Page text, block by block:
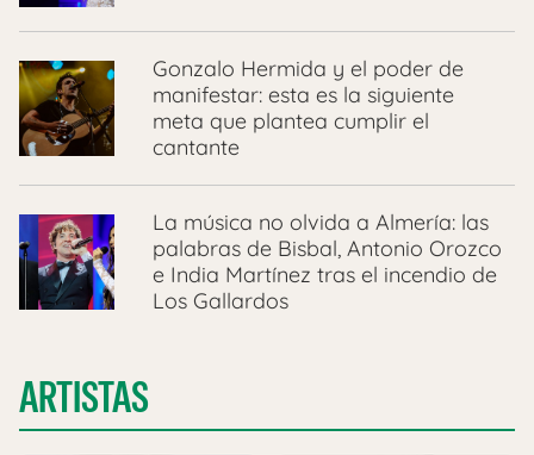
Gonzalo Hermida y el poder de
manifestar: esta es la siguiente
meta que plantea cumplir el
cantante
La música no olvida a Almería: las
palabras de Bisbal, Antonio Orozco
e India Martínez tras el incendio de
Los Gallardos
ARTISTAS